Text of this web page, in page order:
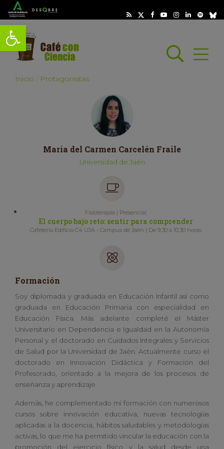
Abrir barra de herramientas
Abrir
Inicio Protagonistas
María del Carmen Carcelén Fraile
Universidad de Jaén
Fisioterapia | Presencial
El cuerpo bajo reto: sentir para comprender
Cafetería Edificio C4 UJA - Campus de Jaén | De 9.30 a 10.30 horas
Formación
Soy diplomada y graduada en Educación Infantil así como
graduada en Educación Primaria con especialidad en
Educación Física. Más adelante completé el Máster
Universitario en Dependencia e Igualdad en la Autonomía
Personal y el doctorado en Cuidados Integrales y Servicios
de Salud por la Universidad de Jaén. Actualmente curso el
doctorado en Innovación Didáctica y Formación del
Profesorado, orientado a la mejora de los procesos de
enseñanza y aprendizaje.
Además, he complementado mi formación con numerosos
cursos sobre innovación educativa, nuevas tecnologías
aplicadas a la docencia, hábitos saludables y metodologías
activas, lo que me ha permitido vincular la educación con la
promoción del ejercicio físico y la salud desde una